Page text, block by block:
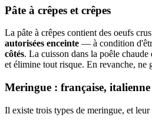
Pâte à crêpes et crêpes
La pâte à crêpes contient des oeufs
autorisées enceinte — à condition
côtés. La cuisson dans la poêle chaude
et élimine tout risque. En revanche, ne
Meringue : française, italienne
Il existe trois types de meringue, et leur